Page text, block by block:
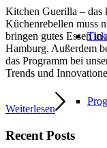
Kitchen Guerilla – das
Küchenrebellen muss
bringen gutes Essen
Hamburg. Außerdem
das Programm bei
Trends und
Weiterlesen
Recent Posts